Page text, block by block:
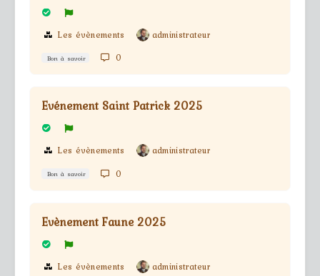
Les évènements administrateur
Bon à savoir 0
Evénement Saint Patrick 2025
Les évènements administrateur
Bon à savoir 0
Evènement Faune 2025
Les évènements administrateur